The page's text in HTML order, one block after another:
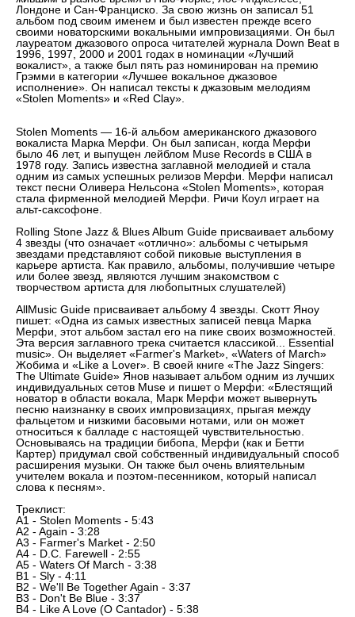
Лондоне и Сан-Франциско. За свою жизнь он записал 51
альбом под своим именем и был известен прежде всего
своими новаторскими вокальными импровизациями. Он был
лауреатом джазового опроса читателей журнала Down Beat в
1996, 1997, 2000 и 2001 годах в номинации «Лучший
вокалист», а также был пять раз номинирован на премию
Грэмми в категории «Лучшее вокальное джазовое
исполнение». Он написал тексты к джазовым мелодиям
«Stolen Moments» и «Red Clay».
Stolen Moments — 16-й альбом американского джазового
вокалиста Марка Мерфи. Он был записан, когда Мерфи
было 46 лет, и выпущен лейблом Muse Records в США в
1978 году. Запись известна заглавной мелодией и стала
одним из самых успешных релизов Мерфи. Мерфи написал
текст песни Оливера Нельсона «Stolen Moments», которая
стала фирменной мелодией Мерфи. Ричи Коул играет на
альт-саксофоне.
Rolling Stone Jazz & Blues Album Guide присваивает альбому
4 звезды (что означает «отлично»: альбомы с четырьмя
звездами представляют собой пиковые выступления в
карьере артиста. Как правило, альбомы, получившие четыре
или более звезд, являются лучшим знакомством с
творчеством артиста для любопытных слушателей)
AllMusic Guide присваивает альбому 4 звезды. Скотт Яноу
пишет: «Одна из самых известных записей певца Марка
Мерфи, этот альбом застал его на пике своих возможностей.
Эта версия заглавного трека считается классикой... Essential
music». Он выделяет «Farmer's Market», «Waters of March»
Жобима и «Like a Lover». В своей книге «The Jazz Singers:
The Ultimate Guide» Янов называет альбом одним из лучших
индивидуальных сетов Muse и пишет о Мерфи: «Блестящий
новатор в области вокала, Марк Мерфи может вывернуть
песню наизнанку в своих импровизациях, прыгая между
фальцетом и низкими басовыми нотами, или он может
относиться к балладе с настоящей чувствительностью.
Основываясь на традиции бибопа, Мерфи (как и Бетти
Картер) придумал свой собственный индивидуальный способ
расширения музыки. Он также был очень влиятельным
учителем вокала и поэтом-песенником, который написал
слова к песням».
Треклист:
A1 - Stolen Moments - 5:43
A2 - Again - 3:28
A3 - Farmer's Market - 2:50
A4 - D.C. Farewell - 2:55
A5 - Waters Of March - 3:38
B1 - Sly - 4:11
B2 - We'll Be Together Again - 3:37
B3 - Don't Be Blue - 3:37
B4 - Like A Love (O Cantador) - 5:38